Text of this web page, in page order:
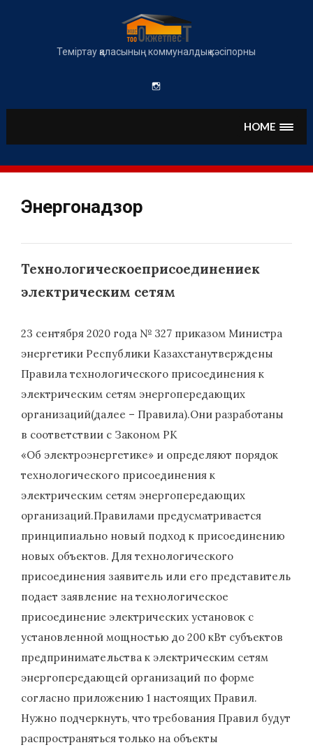
to
content
Теміртау қаласының коммуналдық кәсіпорны
HOME
Энергонадзор
Технологическоеприсоединениек
электрическим сетям
23 сентября 2020 года № 327 приказом Министра
энергетики Республики Казахстанутверждены
Правила технологического присоединения к
электрическим сетям энергопередающих
организаций(далее – Правила).Они разработаны
в соответствии с Законом РК
«Об электроэнергетике» и определяют порядок
технологического присоединения к
электрическим сетям энергопередающих
организаций.Правилами предусматривается
принципиально новый подход к присоединению
новых объектов. Для технологического
присоединения заявитель или его представитель
подает заявление на технологическое
присоединение электрических установок с
установленной мощностью до 200 кВт субъектов
предпринимательства к электрическим сетям
энергопередающей организаций по форме
согласно приложению 1 настоящих Правил.
Нужно подчеркнуть, что требования Правил будут
распространяться только на объекты